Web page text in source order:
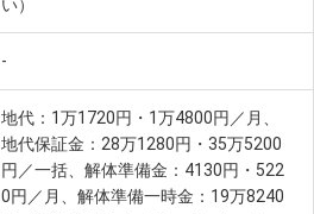
い）
-
地代：1万1720円・1万4800円／月、
地代保証金：28万1280円・35万5200
円／一括、解体準備金：4130円・522
0円／月、解体準備一時金：19万8240